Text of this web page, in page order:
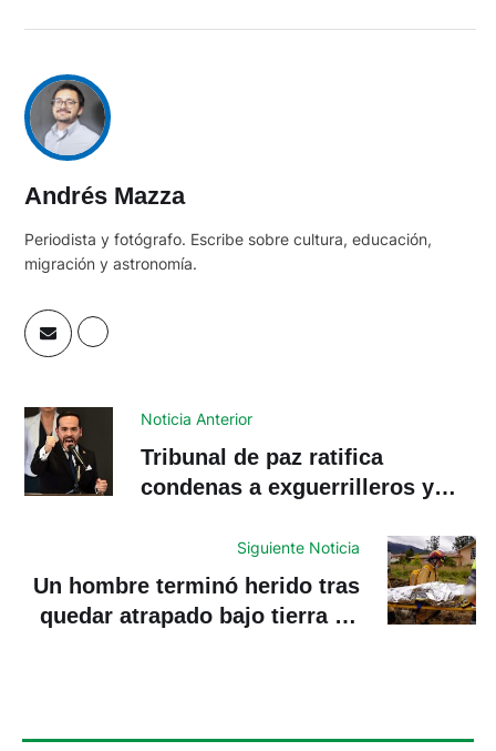
Andrés Mazza
Periodista y fotógrafo. Escribe sobre cultura, educación,
migración y astronomía.
Noticia Anterior
Tribunal de paz ratifica
condenas a exguerrilleros y
guerra en Colombia
Siguiente Noticia
Un hombre terminó herido tras
quedar atrapado bajo tierra en